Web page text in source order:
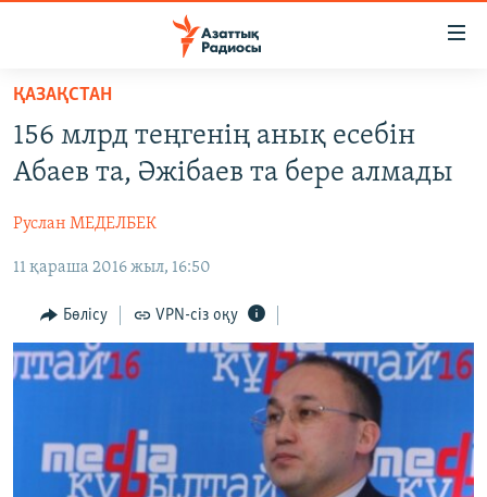
Skip
main
content
to
Navigation
Search
САЯСАТ
ҚАҢТАР ОҚИҒАСЫ
АДАМ ҚҰҚЫҚТАРЫ
ӘЛЕУМЕТ
ӘЛЕМ
АРНАЙЫ ЖОБАЛАР
Русский
ҚАЗАҚСТАН
156 млрд теңгенің анық есебін
Абаев та, Әжібаев та бере алмады
Руслан МЕДЕЛБЕК
11 қараша 2016 жыл, 16:50
Бөлісу VPN-сіз оқу